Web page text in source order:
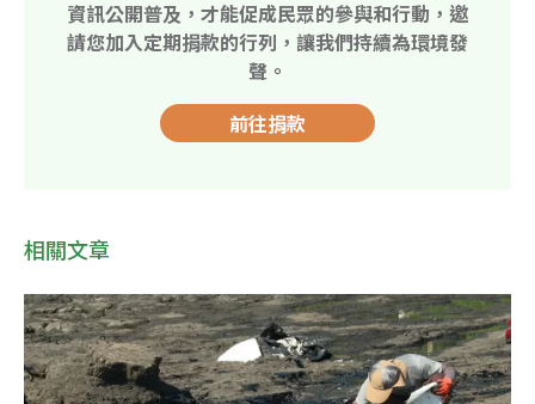
資訊公開普及，才能促成民眾的參與和行動，邀
請您加入定期捐款的行列，讓我們持續為環境發
聲。
前往捐款
相關文章